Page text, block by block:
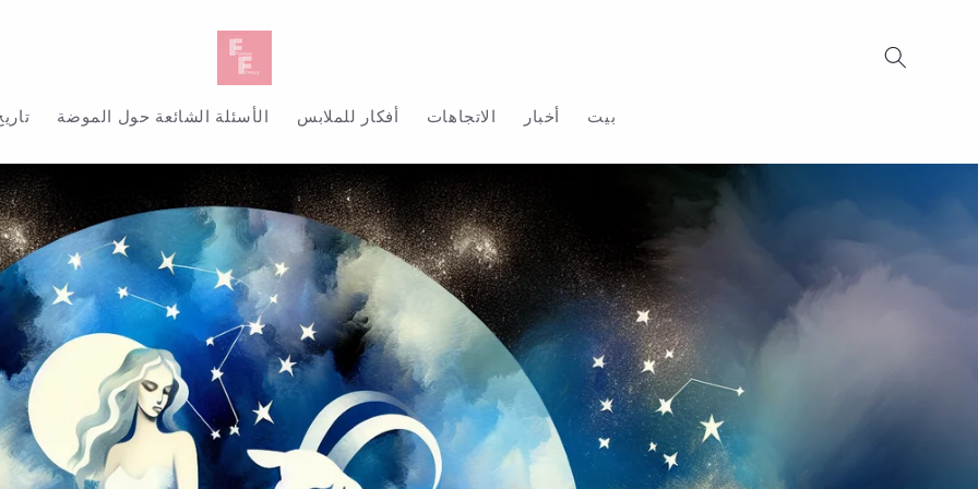
المحتوى
بيت أخبار الاتجاهات أفكار للملابس الأسئلة الشائعة حول الموضة